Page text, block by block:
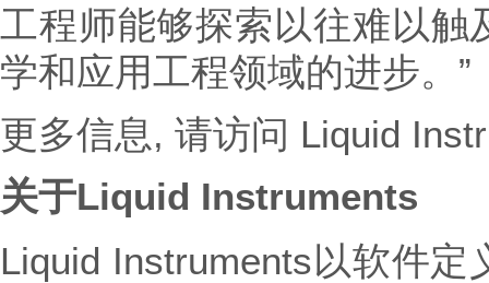
工程师能够探索以往难以触
学和应用工程领域的进步。”
更多信息, 请访问 Liquid
关于Liquid Instruments
Liquid Instruments以软件